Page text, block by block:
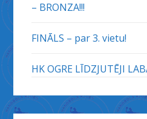
– BRONZA!!!
FINĀLS – par 3. vietu!
HK OGRE LĪDZJUTĒJI